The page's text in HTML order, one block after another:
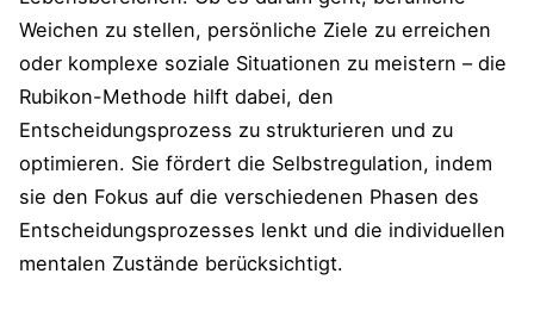
Weichen zu stellen, persönliche Ziele zu erreichen
oder komplexe soziale Situationen zu meistern – die
Rubikon-Methode hilft dabei, den
Entscheidungsprozess zu strukturieren und zu
optimieren. Sie fördert die Selbstregulation, indem
sie den Fokus auf die verschiedenen Phasen des
Entscheidungsprozesses lenkt und die individuellen
mentalen Zustände berücksichtigt.